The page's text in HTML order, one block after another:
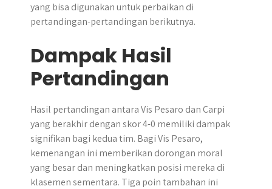
yang bisa digunakan untuk perbaikan di
pertandingan-pertandingan berikutnya.
Dampak Hasil
Pertandingan
Hasil pertandingan antara Vis Pesaro dan Carpi
yang berakhir dengan skor 4-0 memiliki dampak
signifikan bagi kedua tim. Bagi Vis Pesaro,
kemenangan ini memberikan dorongan moral
yang besar dan meningkatkan posisi mereka di
klasemen sementara. Tiga poin tambahan ini